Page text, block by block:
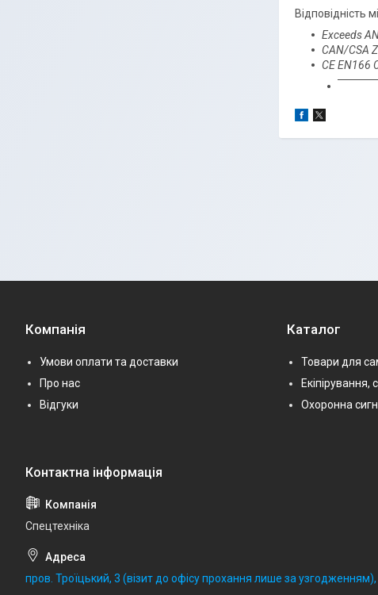
Відповідність
Exceeds
CAN/CSA
CE EN166
Компанія
Умови оплати та доставки
Про нас
Відгуки
Каталог
Товари для
Охоронна
Спецтехніка
пров. Троїцький, 3 (візит до офісу прохання лише за узгодженням),